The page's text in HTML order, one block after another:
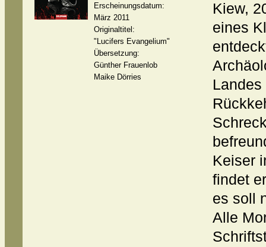
Erscheinungsdatum:
März 2011
Originaltitel:
"Lucifers Evangelium"
Übersetzung:
Günther Frauenlob
Maike Dörries
Kiew,
eines
Keiser
findet
es soll
Alle